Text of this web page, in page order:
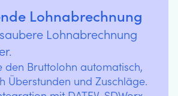
Lohnabrechnung
Lohnabrechnung
den Bruttolohn automatisch,
Überstunden und Zuschläge.